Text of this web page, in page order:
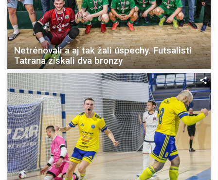
Netrénovali a aj tak žali úspechy. Futsalisti
Tatrana získali dva bronzy